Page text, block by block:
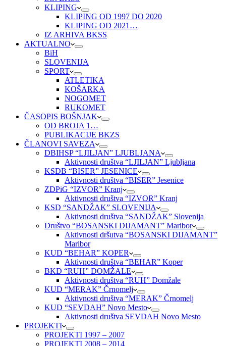
KLIPING
KLIPING OD 1997 DO 2020
KLIPING OD 2021…
IZ ARHIVA BKSS
AKTUALNO
BiH
SLOVENIJA
SPORT
ATLETIKA
KOŠARKA
NOGOMET
RUKOMET
ČASOPIS BOŠNJAK
OD BROJA 1…
PUBLIKACIJE BKZS
ČLANOVI SAVEZA
DBIHSP “LJILJAN” LJUBLJANA
Aktivnosti društva “LJILJAN” Ljubljana
KSDB “BISER” JESENICE
Aktivnosti društva “BISER” Jesenice
ZDPiG “IZVOR” Kranj
Aktivnosti društva “IZVOR” Kranj
KSD “SANDŽAK” SLOVENIJA
Aktivnosti društva “SANDŽAK” Slovenija
Društvo “BOSANSKI DIJAMANT” Maribor
Aktivnosti dršutva “BOSANSKI DIJAMANT”
Maribor
KUD “BEHAR” KOPER
Aktivnosti društva “BEHAR” Koper
BKD “RUH” DOMŽALE
Aktivnosti društva “RUH” Domžale
KUD “MERAK” Črnomelj
Aktivnosti društva “MERAK” Črnomelj
KUD “SEVDAH” Novo Mesto
Aktivnosti društva SEVDAH Novo Mesto
PROJEKTI
PROJEKTI 1997 – 2007
PROJEKTI 2008 – 2014